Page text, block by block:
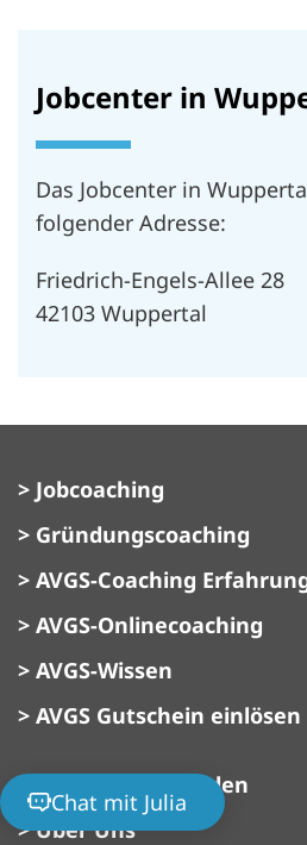
Jobcenter in
Das Jobcenter in
folgender Adresse:
Friedrich-Engels-Allee 28
42103 Wuppertal
> Jobcoaching
> Gründungscoaching
> AVGS-Coaching
> AVGS-Onlinecoaching
> AVGS-Wissen
> AVGS Gutschein einlösen
> AVGS Coach werden
> Über Uns
Chat mit Julia